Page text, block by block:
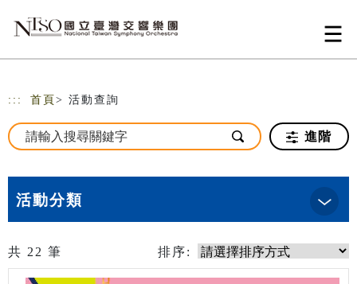
::: 首頁 > 活動查詢
進階
活動分類
共 22 筆 排序: